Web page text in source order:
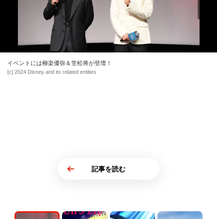
イベントには柳楽優弥＆笠松将が登壇！
[c] 2024 Disney and its related entities
記事を読む